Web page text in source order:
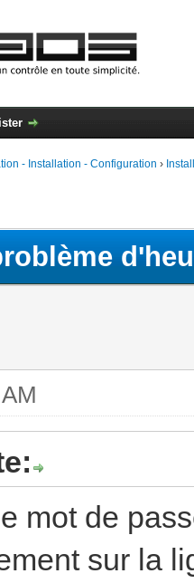
- Installation - Configuration ›
mot de
sur la